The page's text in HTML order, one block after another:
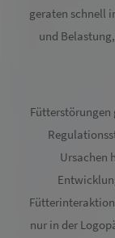
geraten schnell
und
Fütterstörungen
Ursachen
nur in der